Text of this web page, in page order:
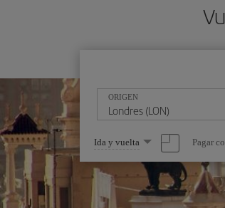
ORIGEN
Seleccione
una
opción
Ida y vuelta Pagar